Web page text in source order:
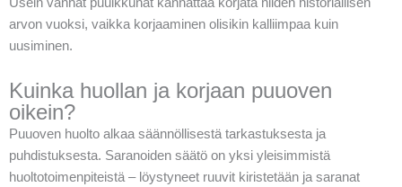
arvon vuoksi, vaikka korjaaminen olisikin kalliimpaa kuin
uusiminen.
Kuinka huollan ja korjaan puuoven
oikein?
Puuoven huolto alkaa säännöllisestä tarkastuksesta ja
puhdistuksesta. Saranoiden säätö on yksi yleisimmistä
huoltotoimenpiteistä – löystyneet ruuvit kiristetään ja saranat